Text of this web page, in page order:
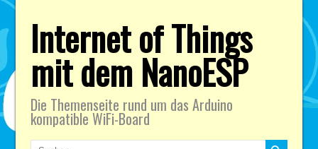
Internet of Things
mit dem NanoESP
Die Themenseite rund um das Arduino
kompatible WiFi-Board